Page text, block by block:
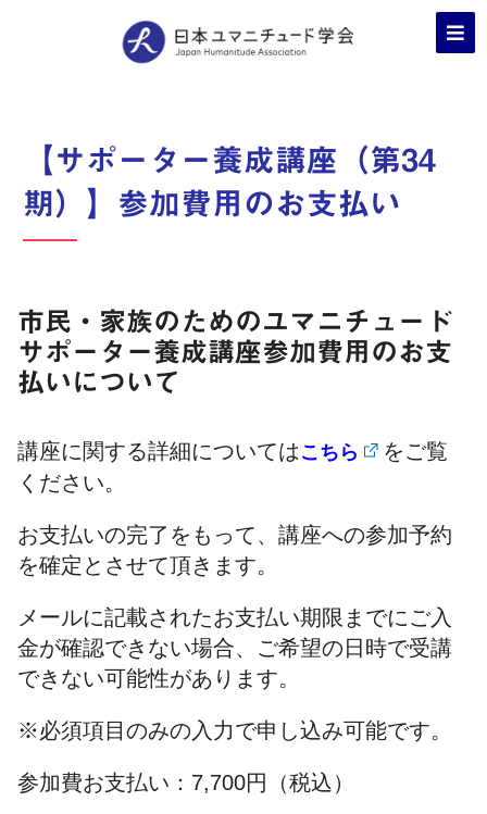
【サポーター養成講座（第34
期）】参加費用のお支払い
市民・家族のためのユマニチュード
サポーター養成講座参加費用のお支
払いについて
講座に関する詳細については こちら
をご覧
ください。
お支払いの完了をもって、講座への参加予約
を確定とさせて頂きます。
メールに記載されたお支払い期限までにご入
金が確認できない場合、ご希望の日時で受講
できない可能性があります。
※必須項目のみの入力で申し込み可能です。
参加費お支払い：7,700円（税込）